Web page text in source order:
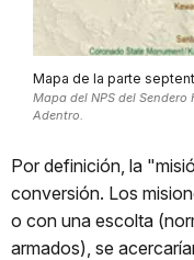
Mapa de la parte
Mapa del NPS del
Adentro.
Por definición, la
conversión. Los
o con una escolta
armados), se